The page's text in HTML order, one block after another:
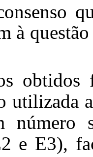
à
obtidos
utilizada
e E3),